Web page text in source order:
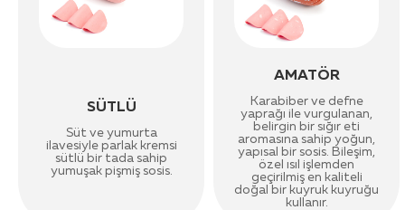
SÜTLÜ
Süt ve yumurta
ilavesiyle parlak kremsi
sütlü bir tada sahip
yumuşak pişmiş sosis.
AMATÖR
Karabiber ve defne
yaprağı ile vurgulanan,
belirgin bir sığır eti
aromasına sahip yoğun,
yapısal bir sosis. Bileşim,
özel ısıl işlemden
geçirilmiş en kaliteli
doğal bir kuyruk kuyruğu
kullanır.